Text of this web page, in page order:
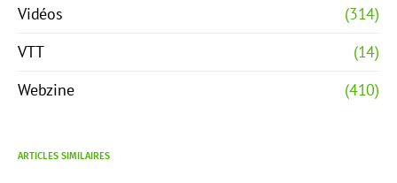
Vidéos
(314)
VTT
(14)
Webzine
(410)
ARTICLES SIMILAIRES